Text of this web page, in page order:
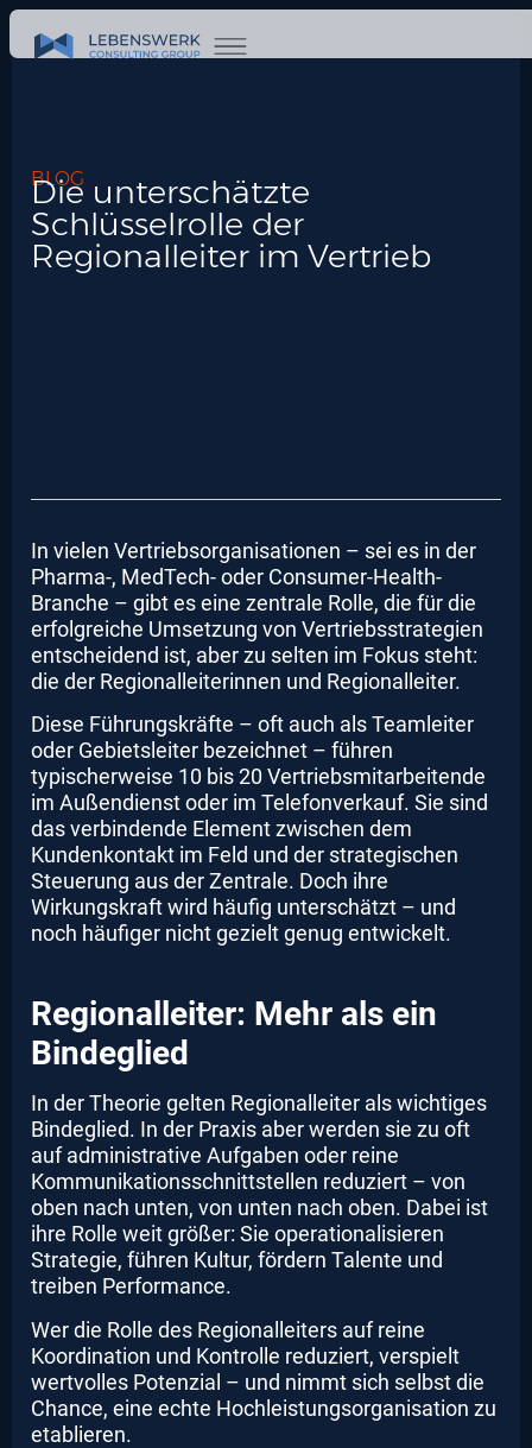
BLOG
Die unterschätzte
Schlüsselrolle der
Regionalleiter im Vertrieb
In vielen Vertriebsorganisationen – sei es in der
Pharma-, MedTech- oder Consumer-Health-
Branche – gibt es eine zentrale Rolle, die für die
erfolgreiche Umsetzung von Vertriebsstrategien
entscheidend ist, aber zu selten im Fokus steht:
die der Regionalleiterinnen und Regionalleiter.
Diese Führungskräfte – oft auch als Teamleiter
oder Gebietsleiter bezeichnet – führen
typischerweise 10 bis 20 Vertriebsmitarbeitende
im Außendienst oder im Telefonverkauf. Sie sind
das verbindende Element zwischen dem
Kundenkontakt im Feld und der strategischen
Steuerung aus der Zentrale. Doch ihre
Wirkungskraft wird häufig unterschätzt – und
noch häufiger nicht gezielt genug entwickelt.
Regionalleiter: Mehr als ein
Bindeglied
In der Theorie gelten Regionalleiter als wichtiges
Bindeglied. In der Praxis aber werden sie zu oft
auf administrative Aufgaben oder reine
Kommunikationsschnittstellen reduziert – von
oben nach unten, von unten nach oben. Dabei ist
ihre Rolle weit größer: Sie operationalisieren
Strategie, führen Kultur, fördern Talente und
treiben Performance.
Wer die Rolle des Regionalleiters auf reine
Koordination und Kontrolle reduziert, verspielt
wertvolles Potenzial – und nimmt sich selbst die
Chance, eine echte Hochleistungsorganisation zu
etablieren.